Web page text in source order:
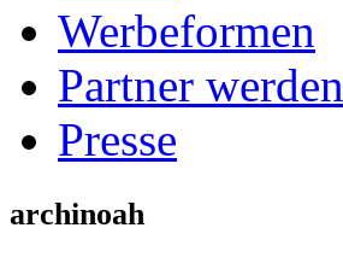
Werbeformen
Partner werden
Presse
archinoah